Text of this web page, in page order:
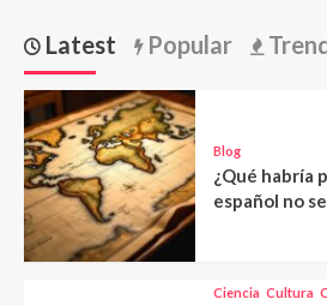
Latest Popular
Blog
¿Qué habría
español no
Ciencia Cultura